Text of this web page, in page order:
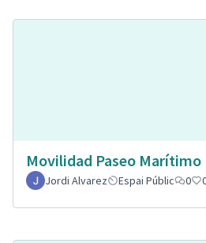
Movilidad Paseo Marítimo
Jordi Alvarez
Espai Públic 0